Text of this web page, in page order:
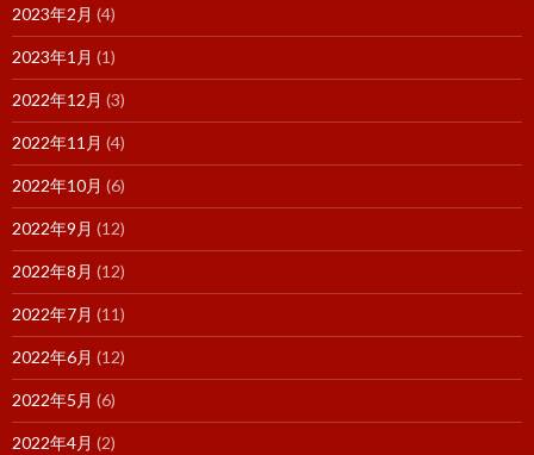
2023年2月 (4)
2023年1月 (1)
2022年12月 (3)
2022年11月 (4)
2022年10月 (6)
2022年9月 (12)
2022年8月 (12)
2022年7月 (11)
2022年6月 (12)
2022年5月 (6)
2022年4月 (2)